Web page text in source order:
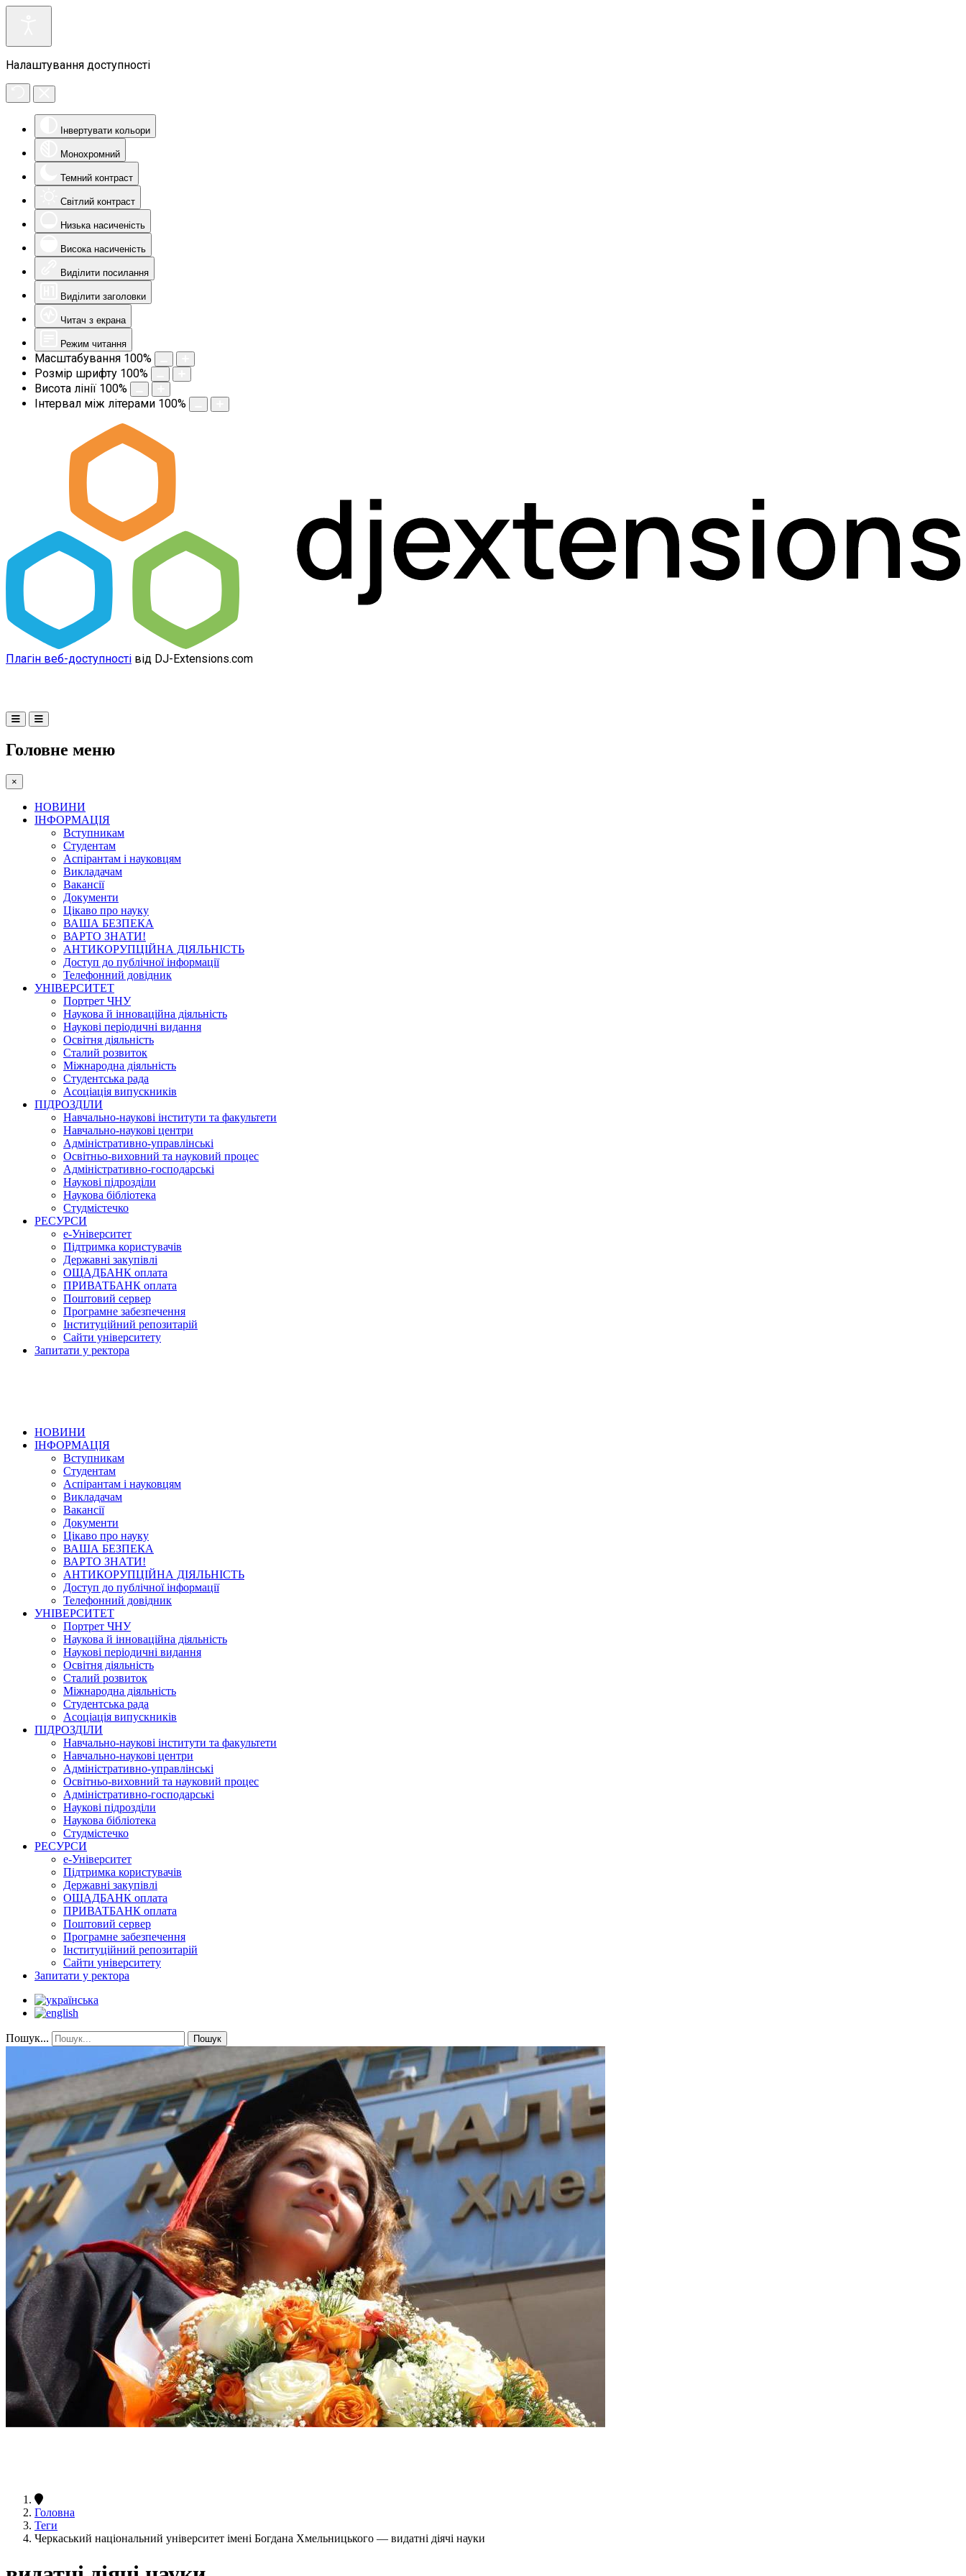
Налаштування доступності
Інвертувати кольори
Монохромний
Темний контраст
Світлий контраст
Низька насиченість
Висока насиченість
Виділити посилання
Виділити заголовки
Читач з екрана
Режим читання
Масштабування 100%
Розмір шрифту 100%
Висота лінії 100%
Інтервал між літерами 100%
Плагін веб-доступності від DJ-Extensions.com
Головне меню
×
НОВИНИ
ІНФОРМАЦІЯ
Вступникам
Студентам
Аспірантам і науковцям
Викладачам
Вакансії
Документи
Цікаво про науку
ВАША БЕЗПЕКА
ВАРТО ЗНАТИ!
АНТИКОРУПЦІЙНА ДІЯЛЬНІСТЬ
Доступ до публічної інформації
Телефонний довідник
УНІВЕРСИТЕТ
Портрет ЧНУ
Наукова й інноваційна діяльність
Наукові періодичні видання
Освітня діяльність
Сталий розвиток
Міжнародна діяльність
Студентська рада
Асоціація випускників
ПІДРОЗДІЛИ
Навчально-наукові інститути та факультети
Навчально-наукові центри
Адміністративно-управлінські
Освітньо-виховний та науковий процес
Адміністративно-господарські
Наукові підрозділи
Наукова бібліотека
Студмістечко
РЕСУРСИ
е-Університет
Підтримка користувачів
Державні закупівлі
ОЩАДБАНК оплата
ПРИВАТБАНК оплата
Поштовий сервер
Програмне забезпечення
Інституційний репозитарій
Сайти університету
Запитати у ректора
НОВИНИ
ІНФОРМАЦІЯ
Вступникам
Студентам
Аспірантам і науковцям
Викладачам
Вакансії
Документи
Цікаво про науку
ВАША БЕЗПЕКА
ВАРТО ЗНАТИ!
АНТИКОРУПЦІЙНА ДІЯЛЬНІСТЬ
Доступ до публічної інформації
Телефонний довідник
УНІВЕРСИТЕТ
Портрет ЧНУ
Наукова й інноваційна діяльність
Наукові періодичні видання
Освітня діяльність
Сталий розвиток
Міжнародна діяльність
Студентська рада
Асоціація випускників
ПІДРОЗДІЛИ
Навчально-наукові інститути та факультети
Навчально-наукові центри
Адміністративно-управлінські
Освітньо-виховний та науковий процес
Адміністративно-господарські
Наукові підрозділи
Наукова бібліотека
Студмістечко
РЕСУРСИ
е-Університет
Підтримка користувачів
Державні закупівлі
ОЩАДБАНК оплата
ПРИВАТБАНК оплата
Поштовий сервер
Програмне забезпечення
Інституційний репозитарій
Сайти університету
Запитати у ректора
Пошук... Пошук
Головна
Теги
Черкаський національний університет імені Богдана Хмельницького — видатні діячі науки